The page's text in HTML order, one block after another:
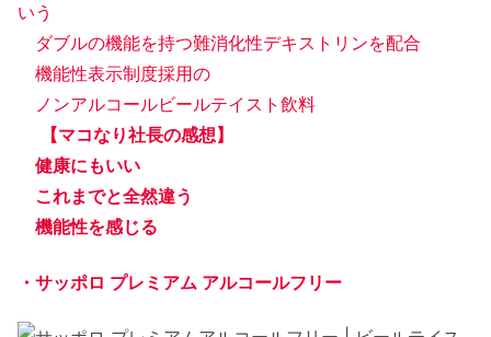
いう
ダブルの機能を持つ難消化性デキストリンを配合
機能性表示制度採用の
ノンアルコールビールテイスト飲料
【マコなり社長の感想】
健康にもいい
これまでと全然違う
機能性を感じる
・サッポロ プレミアム アルコールフリー